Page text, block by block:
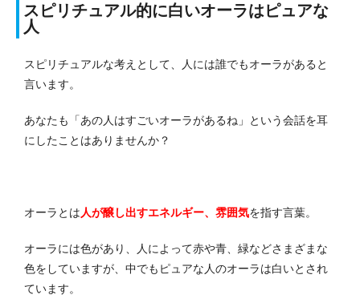
スピリチュアル的に白いオーラはピュアな
人
スピリチュアルな考えとして、人には誰でもオーラがあると
言います。
あなたも「あの人はすごいオーラがあるね」という会話を耳
にしたことはありませんか？
オーラとは 人が醸し出すエネルギー、雰囲気を指す言葉。
オーラには色があり、人によって赤や青、緑などさまざまな
色をしていますが、中でもピュアな人のオーラは白いとされ
ています。